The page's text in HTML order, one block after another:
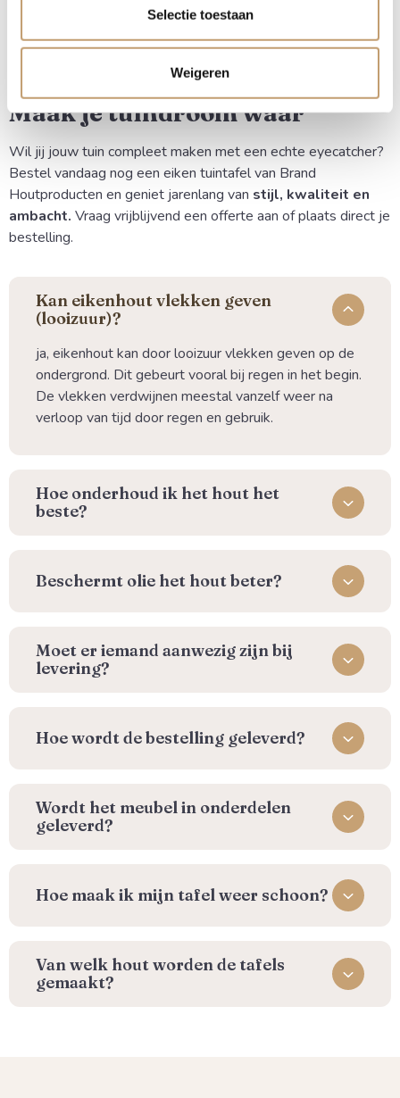
Selectie toestaan
Weigeren
Maatwerk mogelijk:Jouw specifieke wensen staan
Maak je tuindroom waar
Wil jij jouw tuin compleet maken met een echte eyecatcher?
Bestel vandaag nog een eiken tuintafel van Brand
Houtproducten en geniet jarenlang van stijl, kwaliteit en
ambacht. Vraag vrijblijvend een offerte aan of plaats direct je
bestelling.
Kan eikenhout vlekken geven
(looizuur)?
ja, eikenhout kan door looizuur vlekken geven op de
ondergrond. Dit gebeurt vooral bij regen in het begin.
De vlekken verdwijnen meestal vanzelf weer na
verloop van tijd door regen en gebruik.
⁠Hoe onderhoud ik het hout het
beste?
Beschermt olie het hout beter?
Moet er iemand aanwezig zijn bij
levering?
⁠Hoe wordt de bestelling geleverd?
Wordt het meubel in onderdelen
geleverd?
Hoe maak ik mijn tafel weer schoon?
Van welk hout worden de tafels
gemaakt?